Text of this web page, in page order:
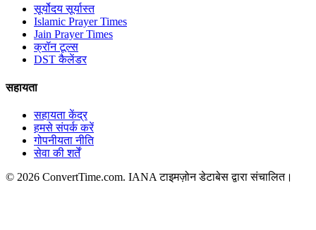
सूर्योदय सूर्यास्त
Islamic Prayer Times
Jain Prayer Times
क्रॉन टूल्स
DST कैलेंडर
सहायता
सहायता केंद्र
हमसे संपर्क करें
गोपनीयता नीति
सेवा की शर्तें
© 2026 ConvertTime.com. IANA टाइमज़ोन डेटाबेस द्वारा संचालित।